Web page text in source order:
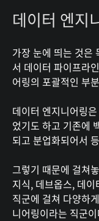
데이터 엔지
가장 눈에 띄는 것은
서 데이터 파이프라
어링의 포괄적인 부
데이터 엔지니어링
었기도 하고 기존에
되고 분업화되어서
그렇기 때문에 걸쳐
지식, 데브옵스, 데
직군에 걸쳐 다양하
니어링이라는 직군